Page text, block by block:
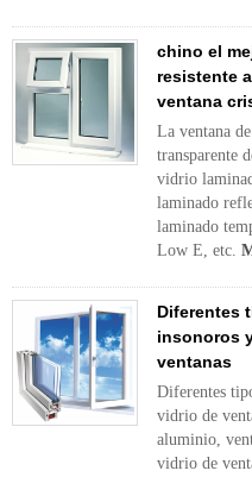
chino el
resistente
ventana
La ventana
transparente
vidrio
laminado
laminado
Low E, etc.
Diferentes
insonoros
ventanas
Diferentes
vidrio de
aluminio,
vidrio de